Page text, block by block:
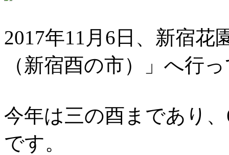
2017年11月6日、新宿花
（新宿酉の市）」へ行
今年は三の酉まであり
です。